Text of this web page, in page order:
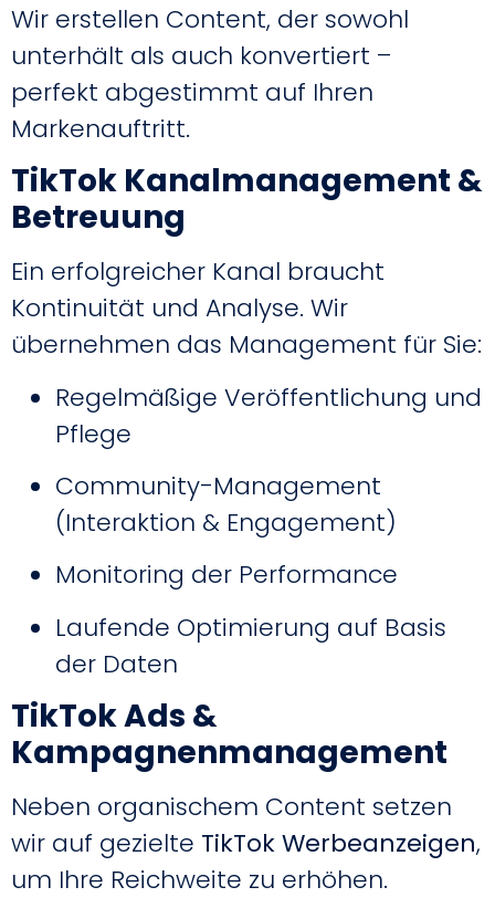
Wir erstellen Content, der sowohl
unterhält als auch konvertiert –
perfekt abgestimmt auf Ihren
Markenauftritt.
TikTok Kanalmanagement &
Betreuung
Ein erfolgreicher Kanal braucht
Kontinuität und Analyse. Wir
übernehmen das Management für Sie:
Regelmäßige Veröffentlichung und
Pflege
Community-Management
(Interaktion & Engagement)
Monitoring der Performance
Laufende Optimierung auf Basis
der Daten
TikTok Ads &
Kampagnenmanagement
Neben organischem Content setzen
wir auf gezielte TikTok Werbeanzeigen,
um Ihre Reichweite zu erhöhen.